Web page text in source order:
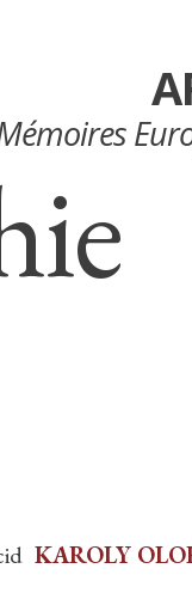
KAROLY